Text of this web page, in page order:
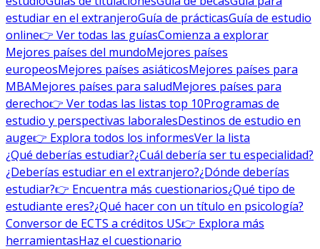
estudiar en el extranjeroGuía de prácticasGuía de estudio
online👉 Ver todas las guíasComienza a explorar
Mejores países del mundoMejores países
europeosMejores países asiáticosMejores países para
MBAMejores países para saludMejores países para
derecho👉 Ver todas las listas top 10Programas de
estudio y perspectivas laboralesDestinos de estudio en
auge👉 Explora todos los informesVer la lista
¿Qué deberías estudiar?¿Cuál debería ser tu especialidad?
¿Deberías estudiar en el extranjero?¿Dónde deberías
estudiar?👉 Encuentra más cuestionarios¿Qué tipo de
estudiante eres?¿Qué hacer con un título en psicología?
Conversor de ECTS a créditos US👉 Explora más
herramientasHaz el cuestionario